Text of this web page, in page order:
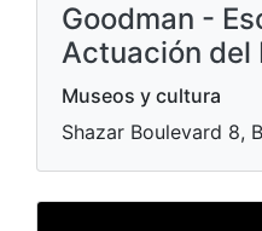
Goodman -
Actuación del
Museos y cultura
Shazar Boulevard 8,